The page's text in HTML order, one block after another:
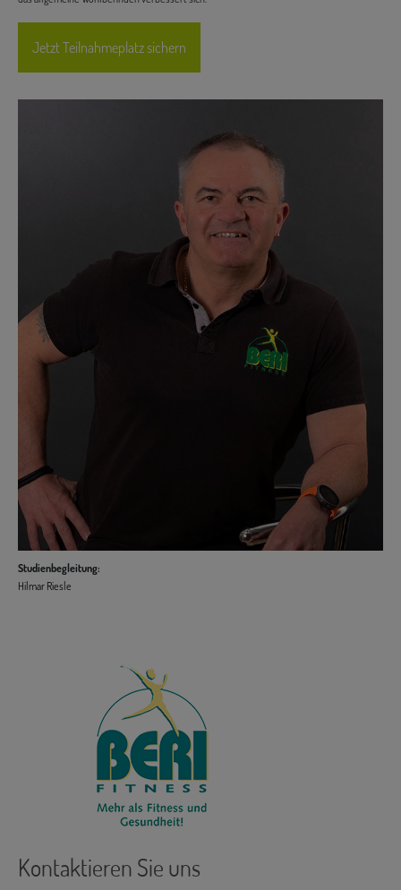
Jetzt Teilnahmeplatz sichern
Studienbegleitung:
Hilmar Riesle
Kontaktieren Sie uns